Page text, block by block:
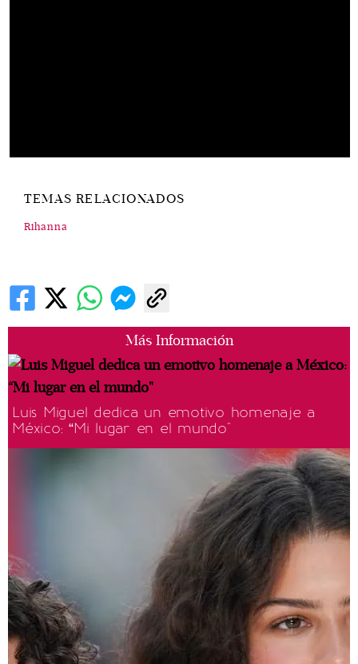
Más Información
Luis Miguel dedica un emotivo homenaje a
México: “Mi lugar en el mundo"
TEMAS RELACIONADOS
Rihanna